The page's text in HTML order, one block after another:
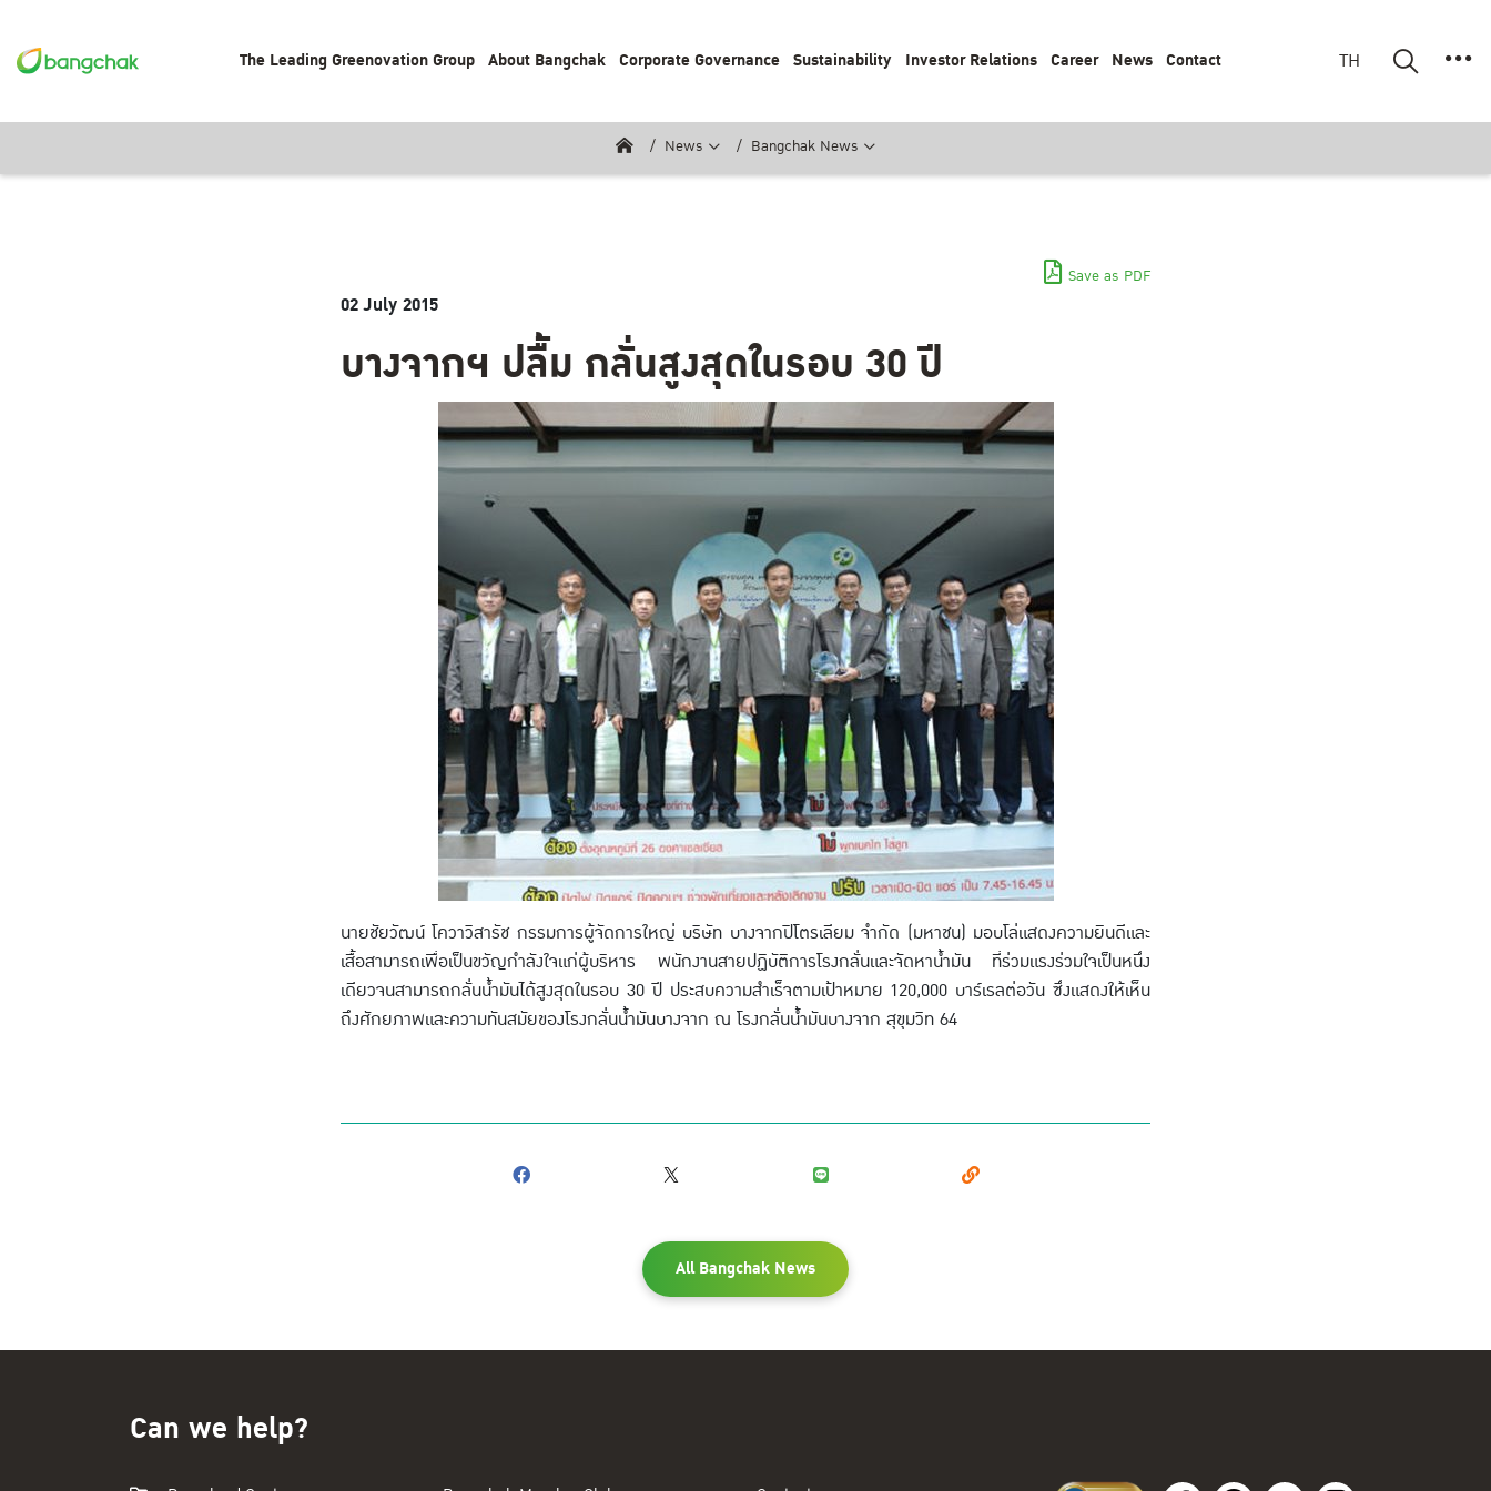
The Leading Greenovation Group About Bangchak Corporate Governance Sustainability Investor Relations Career News Contact TH
News Bangchak News
Save as PDF
02 July 2015
บางจากฯ ปลื้ม กลั่นสูงสุดในรอบ 30 ปี
นายชัยวัฒน์ โควาวิสารัช กรรมการผู้จัดการใหญ่ บริษัท บางจากปิโตรเลียม จำกัด (มหาชน) มอบโล่แสดงความยินดีและ
เสื้อสามารถเพื่อเป็นขวัญกำลังใจแก่ผู้บริหาร พนักงานสายปฏิบัติการโรงกลั่นและจัดหาน้ำมัน ที่ร่วมแรงร่วมใจเป็นหนึ่ง
เดียวจนสามารถกลั่นน้ำมันได้สูงสุดในรอบ 30 ปี ประสบความสำเร็จตามเป้าหมาย 120,000 บาร์เรลต่อวัน ซึ่งแสดงให้เห็น
ถึงศักยภาพและความทันสมัยของโรงกลั่นน้ำมันบางจาก ณ โรงกลั่นน้ำมันบางจาก สุขุมวิท 64
All Bangchak News
Can we help?